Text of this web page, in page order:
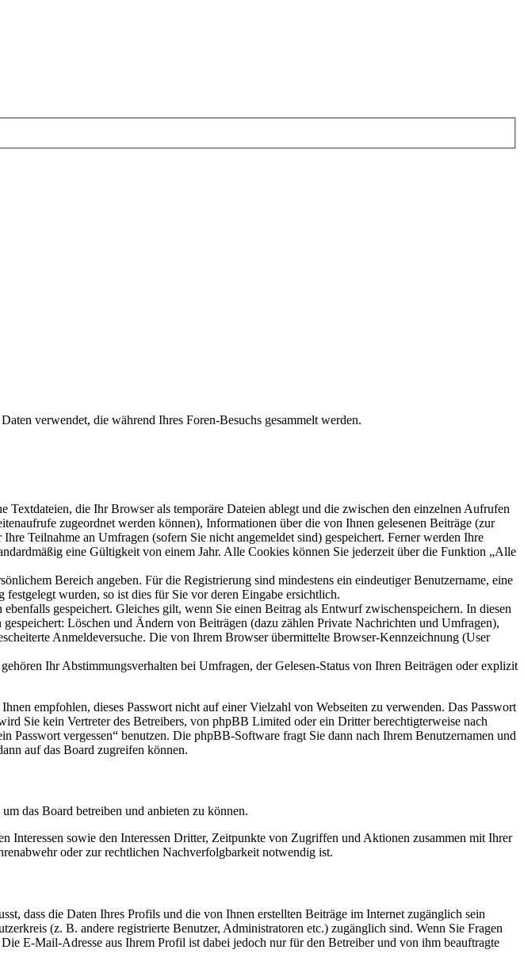
verwendet, die während Ihres Foren-Besuchs gesammelt werden.
die Ihr Browser als temporäre Dateien ablegt und die zwischen den einzelnen Aufrufen
zugeordnet werden können), Informationen über die von Ihnen gelesenen Beiträge (zur
Teilnahme an Umfragen (sofern Sie nicht angemeldet sind) gespeichert. Ferner werden Ihre
eine Gültigkeit von einem Jahr. Alle Cookies können Sie jederzeit über die Funktion „Alle
Bereich angeben. Für die Registrierung sind mindestens ein eindeutiger Benutzername, eine
wurden, so ist dies für Sie vor deren Eingabe ersichtlich.
gespeichert. Gleiches gilt, wenn Sie einen Beitrag als Entwurf zwischenspeichern. In diesen
Löschen und Ändern von Beiträgen (dazu zählen Private Nachrichten und Umfragen),
Anmeldeversuche. Die von Ihrem Browser übermittelte Browser-Kennzeichnung (User
Ihr Abstimmungsverhalten bei Umfragen, der Gelesen-Status von Ihren Beiträgen oder explizit
empfohlen, dieses Passwort nicht auf einer Vielzahl von Webseiten zu verwenden. Das Passwort
Sie kein Vertreter des Betreibers, von phpBB Limited oder ein Dritter berechtigterweise nach
Passwort vergessen“ benutzen. Die phpBB-Software fragt Sie dann nach Ihrem Benutzernamen und
auf das Board zugreifen können.
das Board betreiben und anbieten zu können.
Interessen sowie den Interessen Dritter, Zeitpunkte von Zugriffen und Aktionen zusammen mit Ihrer
oder zur rechtlichen Nachverfolgbarkeit notwendig ist.
dass die Daten Ihres Profils und die von Ihnen erstellten Beiträge im Internet zugänglich sein
(z. B. andere registrierte Benutzer, Administratoren etc.) zugänglich sind. Wenn Sie Fragen
E-Mail-Adresse aus Ihrem Profil ist dabei jedoch nur für den Betreiber und von ihm beauftragte